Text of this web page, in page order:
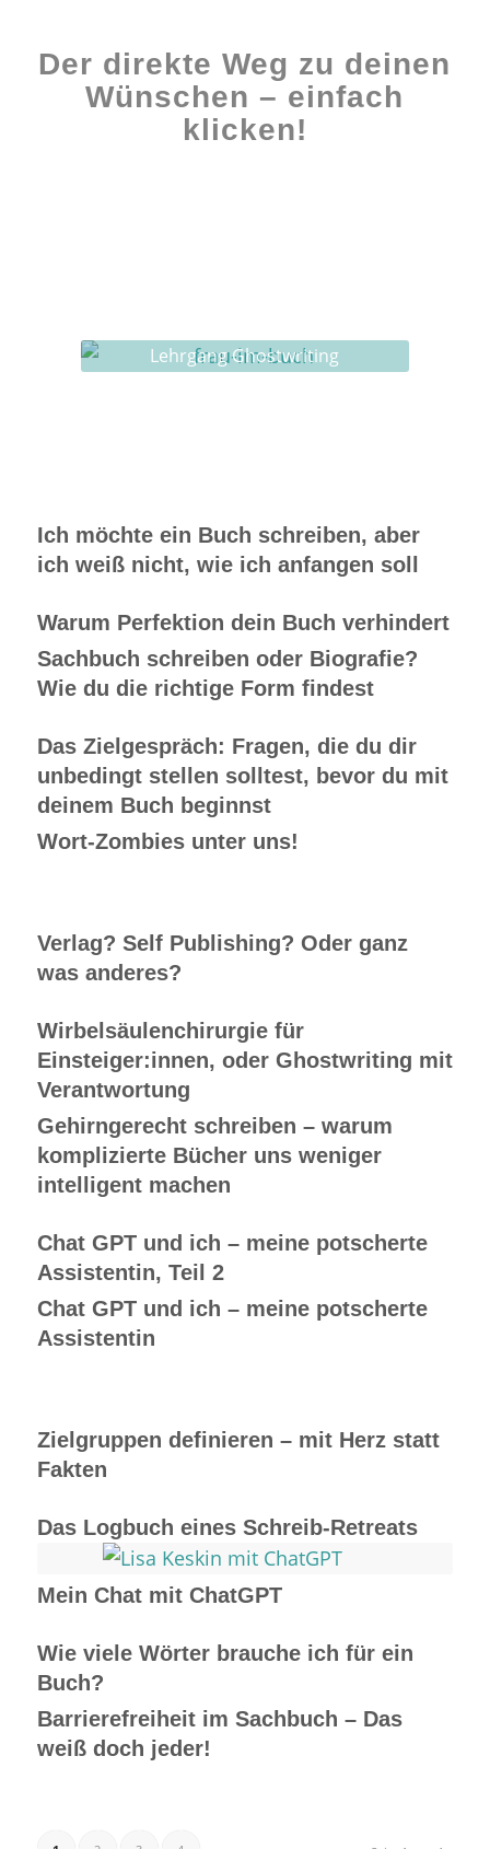
Der direkte Weg zu deinen
Wünschen – einfach
klicken!
Lehrgang Ghostwriting
Ich möchte ein Buch schreiben, aber
ich weiß nicht, wie ich anfangen soll
Warum Perfektion dein Buch verhindert
Sachbuch schreiben oder Biografie?
Wie du die richtige Form findest
Das Zielgespräch: Fragen, die du dir
unbedingt stellen solltest, bevor du mit
deinem Buch beginnst
Wort-Zombies unter uns!
Verlag? Self Publishing? Oder ganz
was anderes?
Wirbelsäulenchirurgie für
Einsteiger:innen, oder Ghostwriting mit
Verantwortung
Gehirngerecht schreiben – warum
komplizierte Bücher uns weniger
intelligent machen
Chat GPT und ich – meine potscherte
Assistentin, Teil 2
Chat GPT und ich – meine potscherte
Assistentin
Zielgruppen definieren – mit Herz statt
Fakten
Das Logbuch eines Schreib-Retreats
Mein Chat mit ChatGPT
Wie viele Wörter brauche ich für ein
Buch?
Barrierefreiheit im Sachbuch – Das
weiß doch jeder!